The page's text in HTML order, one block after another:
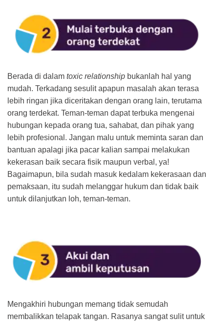
Berada di dalam toxic relationship bukanlah hal yang
mudah. Terkadang sesulit apapun masalah akan terasa
lebih ringan jika diceritakan dengan orang lain, terutama
orang terdekat. Teman-teman dapat terbuka mengenai
hubungan kepada orang tua, sahabat, dan pihak yang
lebih profesional. Jangan malu untuk meminta saran dan
bantuan apalagi jika pacar kalian sampai melakukan
kekerasan baik secara fisik maupun verbal, ya!
Bagaimapun, bila sudah masuk kedalam kekerasaan dan
pemaksaan, itu sudah melanggar hukum dan tidak baik
untuk dilanjutkan loh, teman-teman.
Mengakhiri hubungan memang tidak semudah
membalikkan telapak tangan. Rasanya sangat sulit untuk